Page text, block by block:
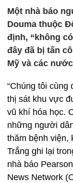
Một nhà báo
Douma thuộc
định, “không
đây đã bị tấn
Mỹ và các
“Chúng tôi cùng
thị sát khu vực
vũ khí hóa học.
những người
thăm bệnh viện,
Trắng ghi lại
nhà báo
News Network